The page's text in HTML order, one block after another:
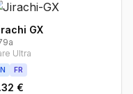
GX
Ultra
FR
€